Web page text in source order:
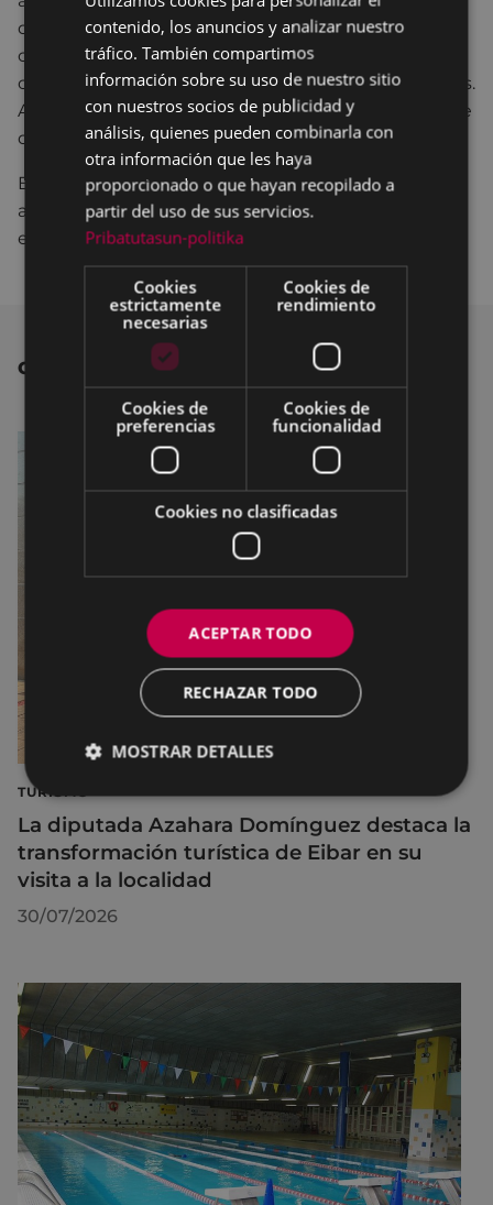
destacar las ayudas que destinamos a las
comunidades de vecinos/as que desean acometer
obras para la instalación y sustitución de ascensores.
Ayudas que reciben una buena valoración por parte
de los/as eibarreses/as beneficiados/as”.
En base a las previsiones del Ayuntamiento, las
actuaciones anteriormente referidas serán
ejecutadas en 2022.
OTRAS NOTICIAS
TURISMO
La diputada Azahara Domínguez destaca la
transformación turística de Eibar en su
visita a la localidad
30/07/2026
SPANISH
contenido, los anuncios y analizar nuestro
tráfico. También compartimos
información sobre su uso de nuestro sitio
con nuestros socios de publicidad y
análisis, quienes pueden combinarla con
otra información que les haya
proporcionado o que hayan recopilado a
partir del uso de sus servicios.
Pribatutasun-politika
Cookies
estrictamente
necesarias
Cookies de
rendimiento
Cookies de
preferencias
Cookies de
funcionalidad
Cookies no clasificadas
ACEPTAR TODO
RECHAZAR TODO
MOSTRAR DETALLES